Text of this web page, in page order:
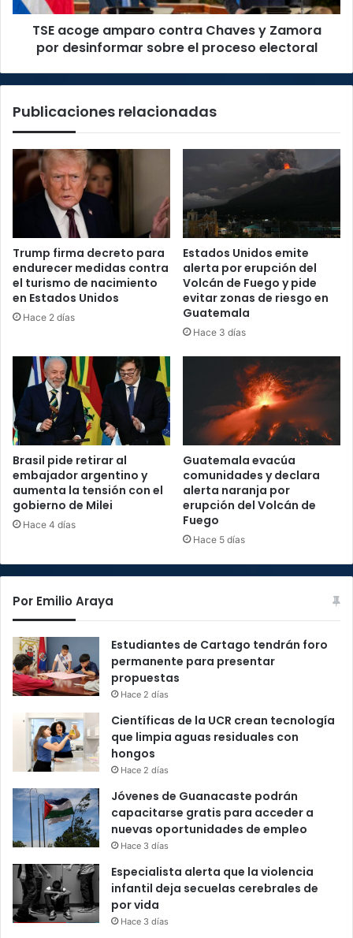
desinformar
sobreTSE acoge amparo contra Chaves y Zamora
por desinformar sobre el proceso electoral
Publicaciones relacionadas
Trump firma decreto para
endurecer medidas contra
el turismo de nacimiento
en Estados Unidos
Hace 2 días
Estados Unidos emite
alerta por erupción del
Volcán de Fuego y pide
evitar zonas de riesgo en
Guatemala
Hace 3 días
Brasil pide retirar al
embajador argentino y
aumenta la tensión con el
gobierno de Milei
Hace 4 días
Guatemala evacúa
comunidades y declara
alerta naranja por
erupción del Volcán de
Fuego
Hace 5 días
Por Emilio Araya
Estudiantes de Cartago tendrán foro
permanente para presentar
propuestas
Hace 2 días
Científicas de la UCR crean tecnología
que limpia aguas residuales con
hongos
Hace 2 días
Jóvenes de Guanacaste podrán
capacitarse gratis para acceder a
nuevas oportunidades de empleo
Hace 3 días
Especialista alerta que la violencia
infantil deja secuelas cerebrales de
por vida
Hace 3 días